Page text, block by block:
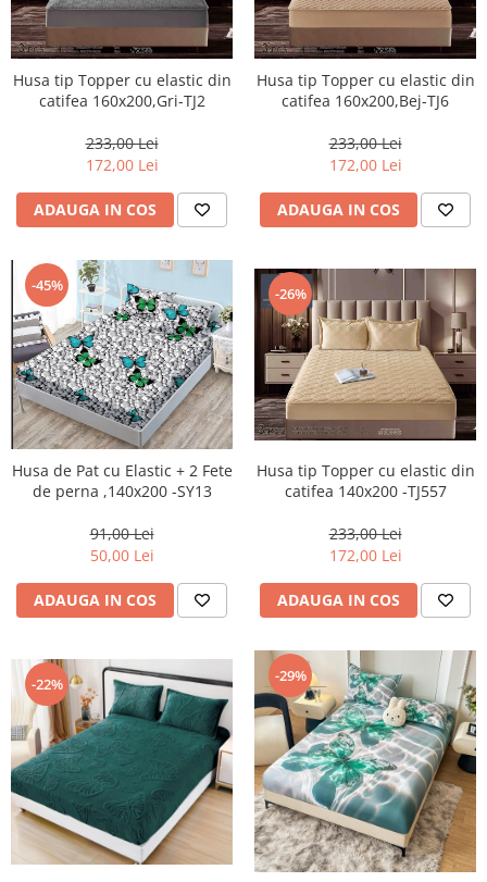
Husa tip Topper cu elastic din
catifea 160x200,Gri-TJ2
233,00 Lei
172,00 Lei
ADAUGA IN COS
Husa tip Topper cu elastic din
catifea 160x200,Bej-TJ6
233,00 Lei
172,00 Lei
ADAUGA IN COS
-45%
Husa de Pat cu Elastic + 2 Fete
de perna ,140x200 -SY13
91,00 Lei
50,00 Lei
ADAUGA IN COS
-26%
Husa tip Topper cu elastic din
catifea 140x200 -TJ557
233,00 Lei
172,00 Lei
ADAUGA IN COS
-22% -29%